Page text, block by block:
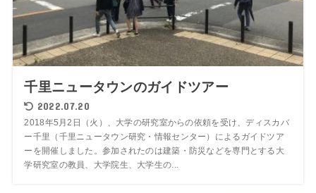
千里ニュータウンのガイドツアー
2022.07.20
2018年5月2日（火）、大学の研究室からの依頼を受け、ディスカバ
ー千里（千里ニュータウン研究・情報センター）によるガイドツア
ーを開催しました。参加されたのは建築・防災などを専門とする大
学研究室の教員、大学院生、大学生の...